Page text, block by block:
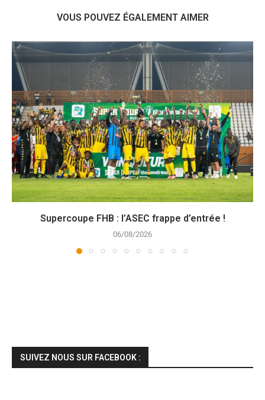
VOUS POUVEZ ÉGALEMENT AIMER
Supercoupe FHB : l’ASEC frappe d’entrée !
06/08/2026
SUIVEZ NOUS SUR FACEBOOK :